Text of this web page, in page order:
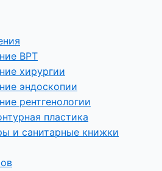
ВРТ
хирургии
эндоскопии
рентгенологии
пластика
и санитарные книжки